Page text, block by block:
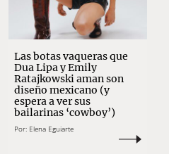
Las botas vaqueras que
Dua Lipa y Emily
Ratajkowski aman son
diseño mexicano (y
espera a ver sus
bailarinas ‘cowboy’)
Por: Elena Eguiarte